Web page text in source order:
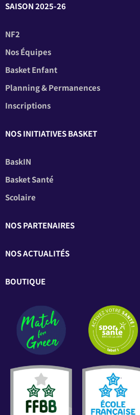
SAISON 2025-26
NF2
Nos Équipes
Basket Enfant
Planning & Permanences
Inscriptions
NOS INITIATIVES BASKET
BaskIN
Basket Santé
Scolaire
NOS PARTENAIRES
NOS ACTUALITÉS
BOUTIQUE